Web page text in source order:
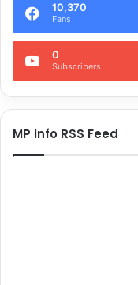
10,370
Fans
0
Subscribers
MP Info RSS Feed